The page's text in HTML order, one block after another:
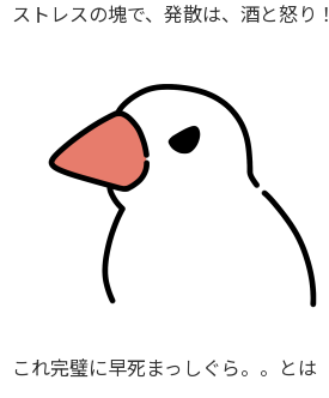
ストレスの塊で、発散は、酒と怒り！
これ完璧に早死まっしぐら。。とは